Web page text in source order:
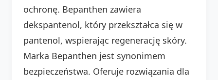
ochronę. Bepanthen zawiera
dekspantenol, który przekształca się w
pantenol, wspierając regenerację skóry.
Marka Bepanthen jest synonimem
bezpieczeństwa. Oferuje rozwiązania dla